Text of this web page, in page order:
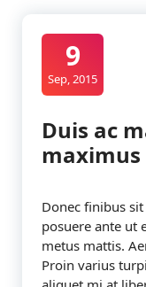
9
Sep, 2015
Duis ac
maximus
Donec finibus
posuere ante ut
metus mattis.
Proin varius